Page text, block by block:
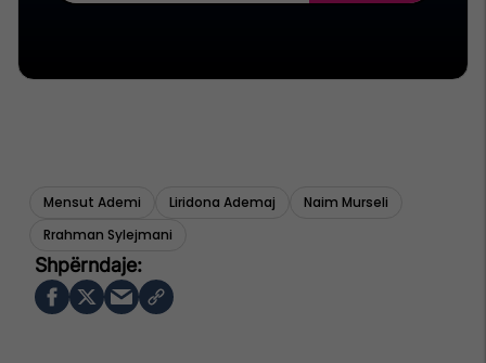
Mensut Ademi Liridona Ademaj
Naim Murseli
Rrahman Sylejmani